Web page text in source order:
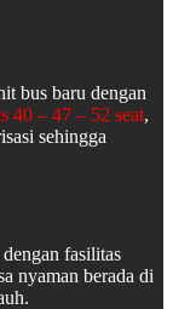
bus baru dengan
40 – 47 – 52 seat,
sehingga
fasilitas
nyaman berada di